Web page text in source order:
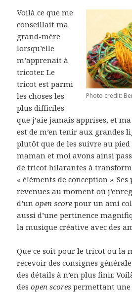
Photo credit:
Voilà ce que me
conseillait ma
grand-mère
lorsqu’elle
m’apprenait à
tricoter. Le
tricot est parmi
les choses les
plus difficiles
que j’aie jamais apprises, et
est de m’en tenir aux grandes
plutôt que de les suivre au
maman et moi avons ainsi
de tricot hilarantes à
« éléments de conception ».
revenues au moment où
d’unopen scorepour un ami
aussi d’une pertinence
la musique créative avec des
Que ce soit pour le tricot ou la
recevoir des consignes
des détails à n’en plus finir.
desopen scorespermettant une